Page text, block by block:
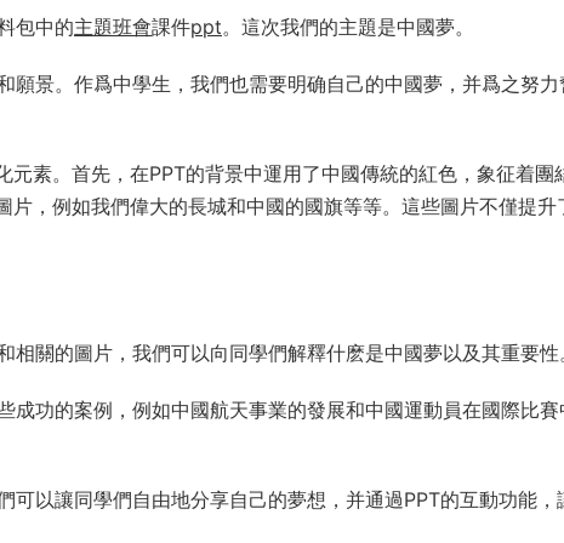
包中的主題班會課件ppt。這次我們的主題是中國夢。
願景。作爲中學生，我們也需要明确自己的中國夢，并爲之努力
素。首先，在PPT的背景中運用了中國傳統的紅色，象征着團
，例如我們偉大的長城和中國的國旗等等。這些圖片不僅提升
關的圖片，我們可以向同學們解釋什麽是中國夢以及其重要性
成功的案例，例如中國航天事業的發展和中國運動員在國際比賽
可以讓同學們自由地分享自己的夢想，并通過PPT的互動功能，